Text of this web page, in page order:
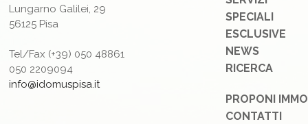
Lungarno Galilei, 29
56125 Pisa
Tel/Fax (+39) 050 48861
050 2209094
info@idomuspisa.it
SPECIALI
ESCLUSIVE
NEWS
RICERCA
PROPONI
CONTATTI